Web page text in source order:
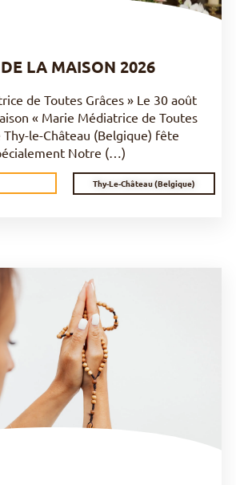
LA MAISON 2026
de Toutes Grâces » Le 30 août
« Marie Médiatrice de Toutes
Thy-le-Château (Belgique) fête
Notre (…)
Thy-Le-Château (Belgique)
DÉCOUVRIR